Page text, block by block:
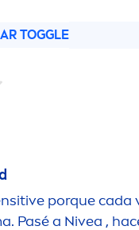
TOGGLE
porque cada
Pasé a Nivea ,